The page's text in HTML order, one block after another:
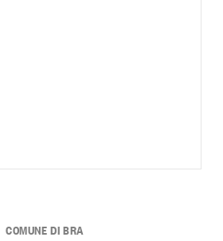
COMUNE DI BRA